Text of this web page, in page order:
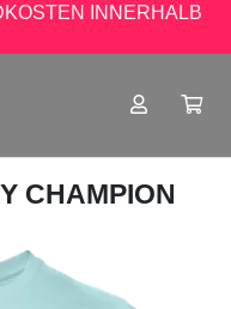
INNERHALB
CHAMPION